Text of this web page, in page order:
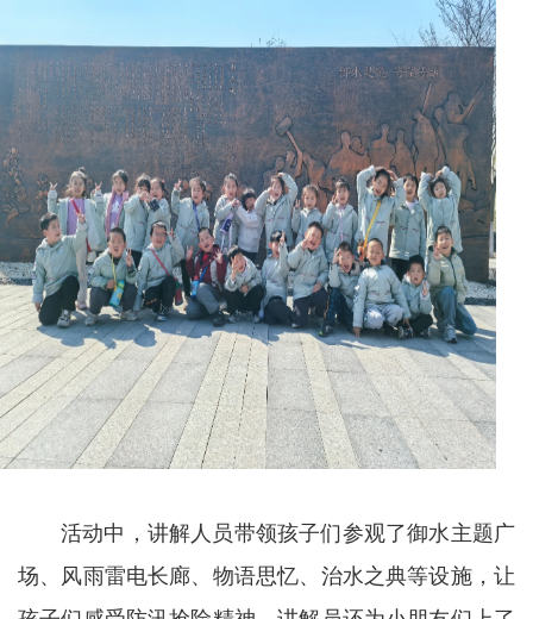
活动中，讲解人员带领孩子们参观了御水主题广
场、风雨雷电长廊、物语思忆、治水之典等设施，让